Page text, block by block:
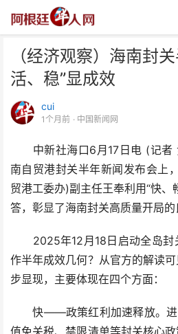
（经济观察）海南封关
活、稳”显成效
cui
1个月前 · 中国新闻网
中新社海口6月17日电 (记者
南自贸港封关半年新闻发布会上
贸港工委办)副主任王奉利用“快、
答，彰显了海南封关高质量开局的
2025年12月18日启动全岛封
作半年成效几何？从官方的解读
步显现，主要体现在四个方面：
快——政策红利加速释放。进
（经济观察）海南封关半年
畅、活、稳”显成效